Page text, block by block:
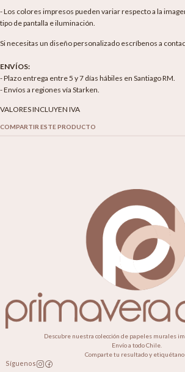
- Los colores impresos pueden variar respecto a la
tipo de pantalla e iluminación.
Si necesitas un diseño personalizado escríbenos a
ENVÍOS:
- Plazo entrega entre 5 y 7 días hábiles en Santiago RM.
- Envíos a regiones vía Starken.
VALORES INCLUYEN IVA
COMPARTIR ESTE PRODUCTO
Descubre nuestra colección de papeles murales
Envío a todo Chile.
Comparte tu resultado y
Síguenos